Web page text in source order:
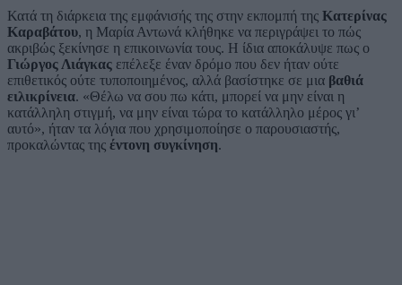
Κατά τη διάρκεια της εμφάνισής της στην εκπομπή της Κατερίνας
Καραβάτου, η Μαρία Αντωνά κλήθηκε να περιγράψει το πώς
ακριβώς ξεκίνησε η επικοινωνία τους. Η ίδια αποκάλυψε πως ο
Γιώργος Λιάγκας επέλεξε έναν δρόμο που δεν ήταν ούτε
επιθετικός ούτε τυποποιημένος, αλλά βασίστηκε σε μια βαθιά
ειλικρίνεια. «Θέλω να σου πω κάτι, μπορεί να μην είναι η
κατάλληλη στιγμή, να μην είναι τώρα το κατάλληλο μέρος γι’
αυτό», ήταν τα λόγια που χρησιμοποίησε ο παρουσιαστής,
προκαλώντας της έντονη συγκίνηση.